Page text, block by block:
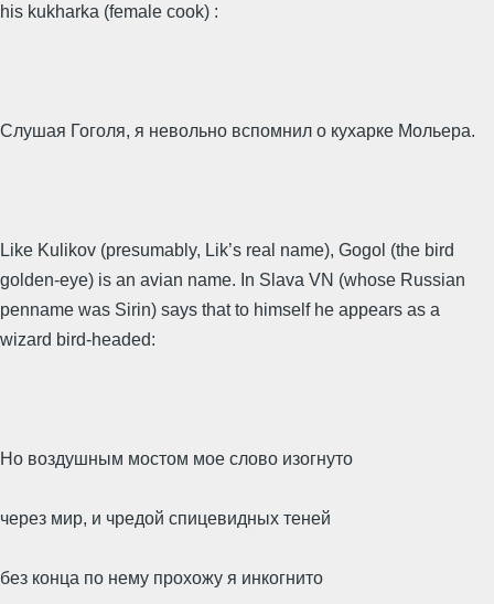
his kukharka (female cook) :
Слушая Гоголя, я невольно вспомнил о кухарке Мольера.
Like Kulikov (presumably, Lik’s real name), Gogol (the bird
golden-eye) is an avian name. In Slava VN (whose Russian
penname was Sirin) says that to himself he appears as a
wizard bird-headed:
Но воздушным мостом мое слово изогнуто
через мир, и чредой спицевидных теней
без конца по нему прохожу я инкогнито